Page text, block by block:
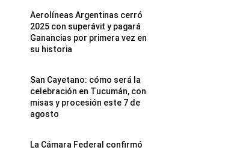
Aerolíneas Argentinas cerró
2025 con superávit y pagará
Ganancias por primera vez en
su historia
San Cayetano: cómo será la
celebración en Tucumán, con
misas y procesión este 7 de
agosto
La Cámara Federal confirmó